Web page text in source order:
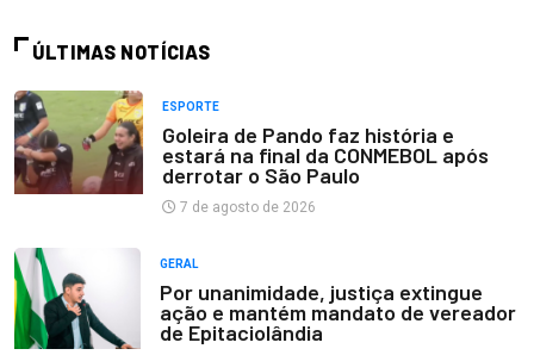
ÚLTIMAS NOTÍCIAS
ESPORTE
Goleira de Pando faz história e
estará na final da CONMEBOL após
derrotar o São Paulo
7 de agosto de 2026
GERAL
Por unanimidade, justiça extingue
ação e mantém mandato de vereador
de Epitaciolândia